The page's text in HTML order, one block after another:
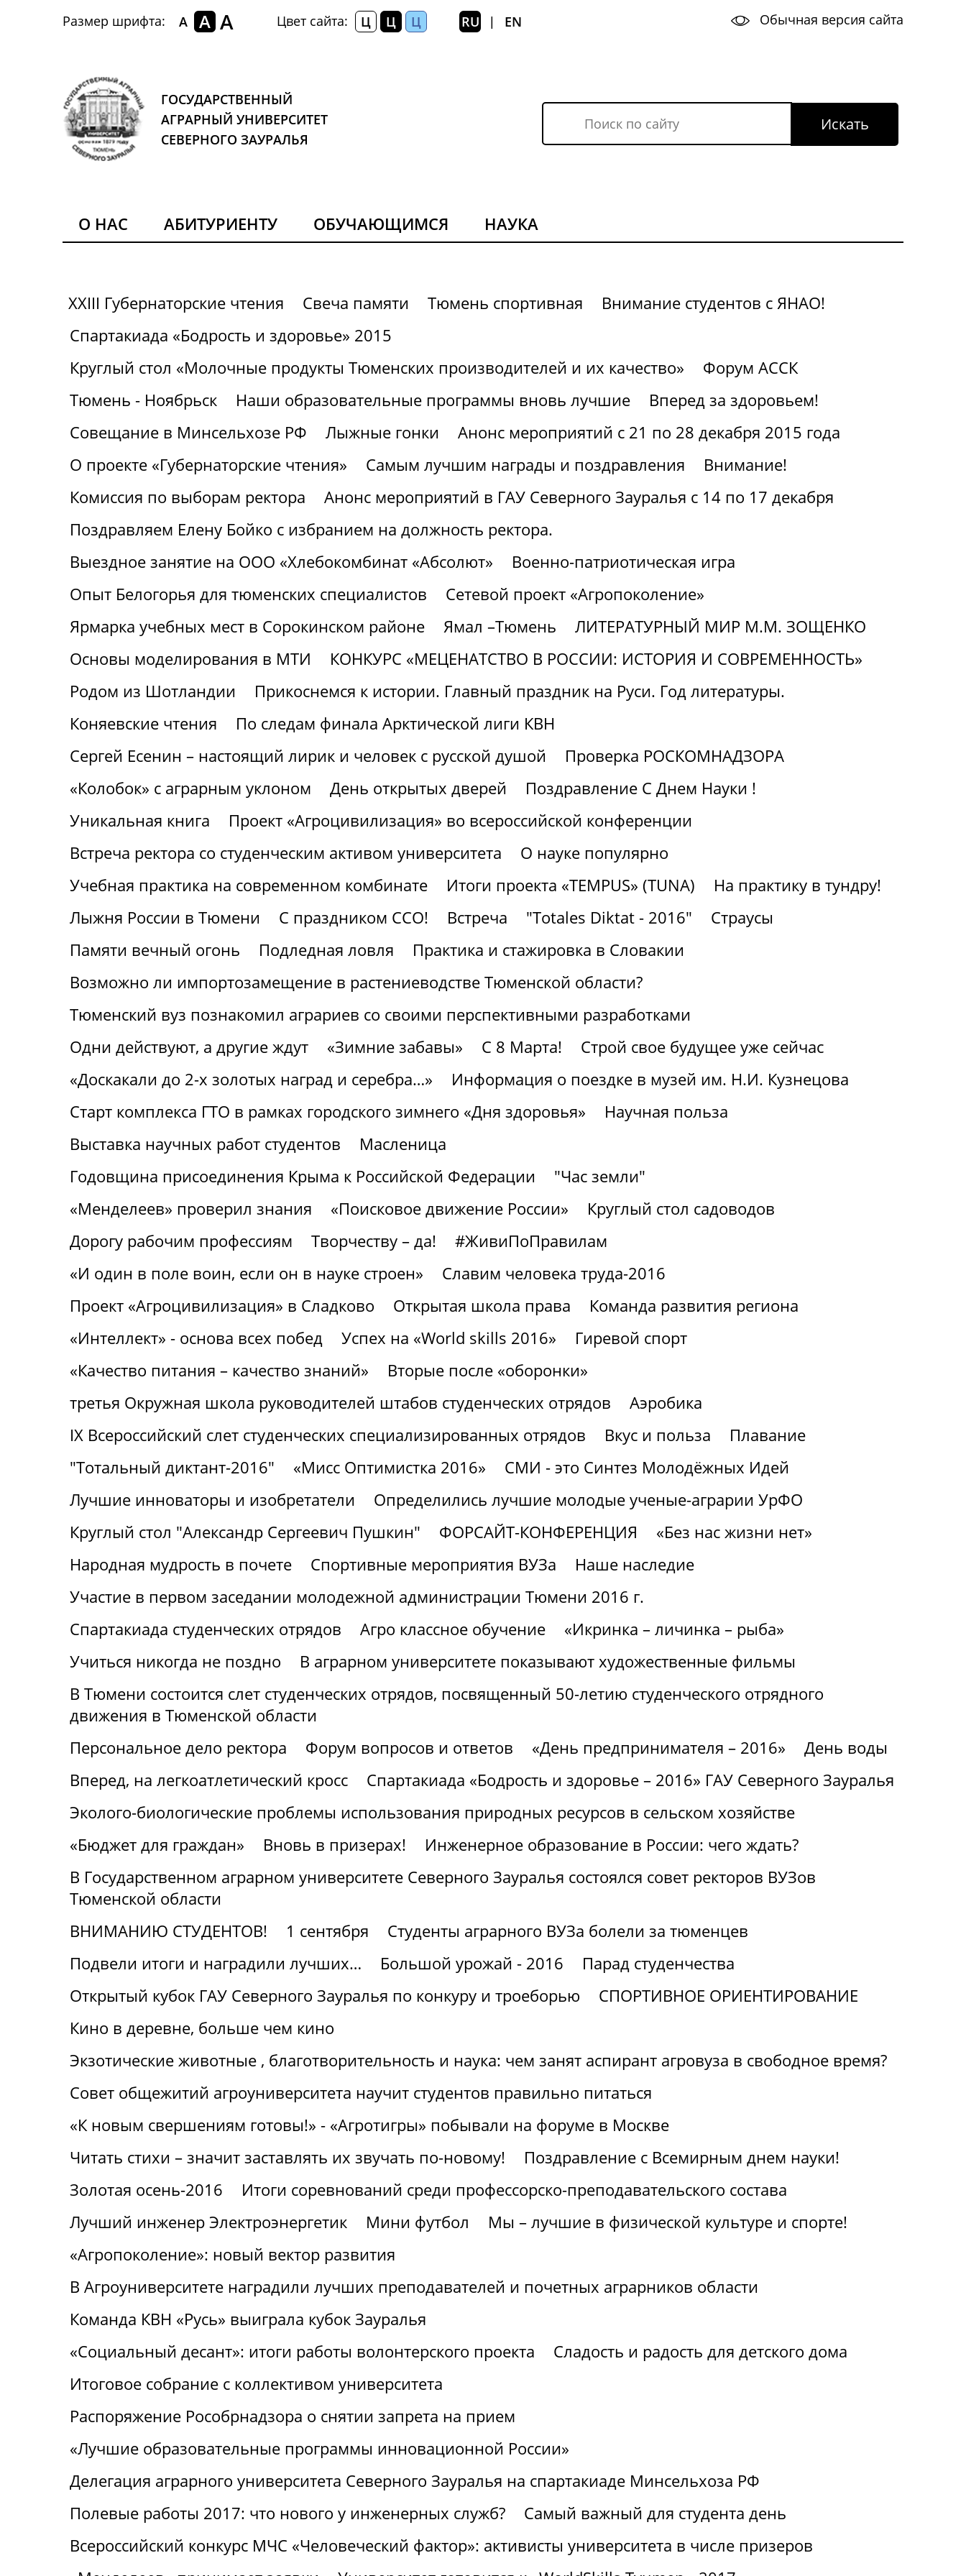
Размер шрифта: A A A Цвет сайта: Ц Ц Ц RU EN Обычная версия сайта
ГОСУДАРСТВЕННЫЙ
АГРАРНЫЙ УНИВЕРСИТЕТ
СЕВЕРНОГО ЗАУРАЛЬЯ
О НАС АБИТУРИЕНТУ ОБУЧАЮЩИМСЯ НАУКА
XXIII Губернаторские чтения Свеча памяти Тюмень спортивная
Внимание студентов с ЯНАО!
Спартакиада «Бодрость и здоровье» 2015
Круглый стол «Молочные продукты Тюменских производителей и их качество»
Форум АССК
Тюмень - Ноябрьск
Наши образовательные программы вновь лучшие
Вперед за здоровьем!
Совещание в Минсельхозе РФ
Лыжные гонки
Анонс мероприятий с 21 по 28 декабря 2015 года
О проекте «Губернаторские чтения»
Самым лучшим награды и поздравления
Внимание!
Комиссия по выборам ректора
Анонс мероприятий в ГАУ Северного Зауралья с 14 по 17 декабря
Поздравляем Елену Бойко с избранием на должность ректора.
Выездное занятие на ООО «Хлебокомбинат «Абсолют»
Военно-патриотическая игра
Опыт Белогорья для тюменских специалистов
Сетевой проект «Агропоколение»
Ярмарка учебных мест в Сорокинском районе
Ямал –Тюмень
ЛИТЕРАТУРНЫЙ МИР М.М. ЗОЩЕНКО
Основы моделирования в МТИ
КОНКУРС «МЕЦЕНАТСТВО В РОССИИ: ИСТОРИЯ И СОВРЕМЕННОСТЬ»
Родом из Шотландии
Прикоснемся к истории. Главный праздник на Руси. Год литературы.
Коняевские чтения
По следам финала Арктической лиги КВН
Сергей Есенин – настоящий лирик и человек с русской душой
Проверка РОСКОМНАДЗОРА
«Колобок» с аграрным уклоном
День открытых дверей
Поздравление С Днем Науки !
Уникальная книга
Проект «Агроцивилизация» во всероссийской конференции
Встреча ректора со студенческим активом университета
О науке популярно
Учебная практика на современном комбинате
Итоги проекта «TEMPUS» (TUNA)
На практику в тундру!
Лыжня России в Тюмени
С праздником ССО! Встреча "Totales Diktat - 2016"
Страусы
Памяти вечный огонь
Подледная ловля
Практика и стажировка в Словакии
Возможно ли импортозамещение в растениеводстве Тюменской области?
Тюменский вуз познакомил аграриев со своими перспективными разработками
Одни действуют, а другие ждут
«Зимние забавы» С 8 Марта!
Строй свое будущее уже сейчас
«Доскакали до 2-х золотых наград и серебра…»
Информация о поездке в музей им. Н.И. Кузнецова
Старт комплекса ГТО в рамках городского зимнего «Дня здоровья»
Научная польза
Выставка научных работ студентов
Масленица
Годовщина присоединения Крыма к Российской Федерации
"Час земли"
«Менделеев» проверил знания
«Поисковое движение России»
Круглый стол садоводов
Дорогу рабочим профессиям
Творчеству – да!
#ЖивиПоПравилам
«И один в поле воин, если он в науке строен»
Славим человека труда-2016
Проект «Агроцивилизация» в Сладково
Открытая школа права
Команда развития региона
«Интеллект» - основа всех побед
Успех на «World skills 2016»
Гиревой спорт
«Качество питания – качество знаний»
Вторые после «оборонки»
третья Окружная школа руководителей штабов студенческих отрядов
Аэробика
IХ Всероссийский слет студенческих специализированных отрядов
Вкус и польза
Плавание
"Тотальный диктант-2016"
«Мисс Оптимистка 2016»
СМИ - это Синтез Молодёжных Идей
Лучшие инноваторы и изобретатели
Определились лучшие молодые ученые-аграрии УрФО
Круглый стол "Александр Сергеевич Пушкин"
ФОРСАЙТ-КОНФЕРЕНЦИЯ
«Без нас жизни нет»
Народная мудрость в почете
Спортивные мероприятия ВУЗа
Наше наследие
Участие в первом заседании молодежной администрации Тюмени 2016 г.
Спартакиада студенческих отрядов
Агро классное обучение
«Икринка – личинка – рыба»
Учиться никогда не поздно
В аграрном университете показывают художественные фильмы
В Тюмени состоится слет студенческих отрядов, посвященный 50-летию студенческого отрядного
движения в Тюменской области
Персональное дело ректора
Форум вопросов и ответов «День предпринимателя – 2016»
День воды
Вперед, на легкоатлетический кросс
Спартакиада «Бодрость и здоровье – 2016» ГАУ Северного Зауралья
Эколого-биологические проблемы использования природных ресурсов в сельском хозяйстве
«Бюджет для граждан»
Вновь в призерах!
Инженерное образование в России: чего ждать?
В Государственном аграрном университете Северного Зауралья состоялся совет ректоров ВУЗов
Тюменской области
ВНИМАНИЮ СТУДЕНТОВ!
1 сентября
Студенты аграрного ВУЗа болели за тюменцев
Подвели итоги и наградили лучших…
Большой урожай - 2016
Парад студенчества
Открытый кубок ГАУ Северного Зауралья по конкуру и троеборью
СПОРТИВНОЕ ОРИЕНТИРОВАНИЕ
Кино в деревне, больше чем кино
Экзотические животные , благотворительность и наука: чем занят аспирант агровуза в свободное время?
Совет общежитий агроуниверситета научит студентов правильно питаться
«К новым свершениям готовы!» - «Агротигры» побывали на форуме в Москве
Читать стихи – значит заставлять их звучать по-новому!
Поздравление с Всемирным днем науки!
Золотая осень-2016
Итоги соревнований среди профессорско-преподавательского состава
Лучший инженер Электроэнергетик
Мини футбол
Мы – лучшие в физической культуре и спорте!
«Агропоколение»: новый вектор развития
В Агроуниверситете наградили лучших преподавателей и почетных аграрников области
Команда КВН «Русь» выиграла кубок Зауралья
«Социальный десант»: итоги работы волонтерского проекта
Сладость и радость для детского дома
Итоговое собрание с коллективом университета
Распоряжение Рособрнадзора о снятии запрета на прием
«Лучшие образовательные программы инновационной России»
Делегация аграрного университета Северного Зауралья на спартакиаде Минсельхоза РФ
Полевые работы 2017: что нового у инженерных служб?
Самый важный для студента день
Всероссийский конкурс МЧС «Человеческий фактор»: активисты университета в числе призеров